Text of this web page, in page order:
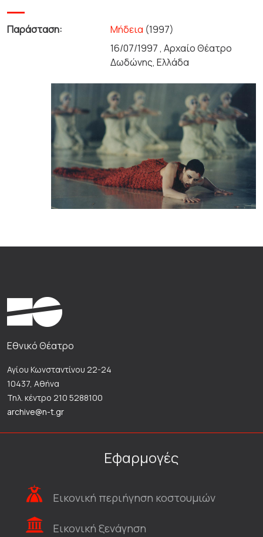
Παράσταση: Μήδεια (1997)
16/07/1997 , Αρχαίο Θέατρο
Δωδώνης, Ελλάδα
Εθνικό Θέατρο
Αγίου Κωνσταντίνου 22-24
10437, Αθήνα
Τηλ. κέντρο 210 5288100
archive@n-t.gr
Εφαρμογές
Εικονική περιήγηση κοστουμιών
Εικονική ξενάγηση